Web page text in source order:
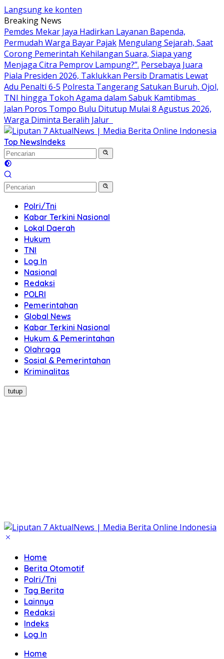
Langsung ke konten
Breaking News
Pemdes Mekar Jaya Hadirkan Layanan Bapenda,
Permudah Warga Bayar Pajak Mengulang Sejarah, Saat
Corong Pemerintah Kehilangan Suara, Siapa yang
Menjaga Citra Pemprov Lampung?”. Persebaya Juara
Piala Presiden 2026, Taklukkan Persib Dramatis Lewat
Adu Penalti 6-5 Polresta Tangerang Satukan Buruh, Ojol,
TNI hingga Tokoh Agama dalam Sabuk Kamtibmas
Jalan Poros Tompo Bulu Ditutup Mulai 8 Agustus 2026,
Warga Diminta Beralih Jalur
Top NewsIndeks
Polri/Tni
Kabar Terkini Nasional
Lokal Daerah
Hukum
TNI
Log In
Nasional
Redaksi
POLRI
Pemerintahan
Global News
Kabar Terkini Nasional
Hukum & Pemerintahan
Olahraga
Sosial & Pemerintahan
Kriminalitas
tutup
Home
Berita Otomotif
Polri/Tni
Tag Berita
Lainnya
Redaksi
Indeks
Log In
Home